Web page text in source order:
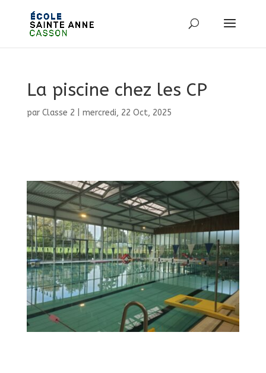
La piscine chez les CP
par Classe 2 mercredi, 22 Oct, 2025